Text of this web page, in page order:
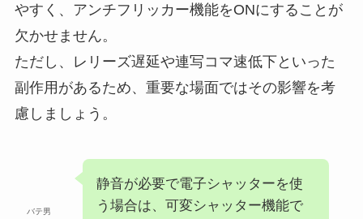
やすく、アンチフリッカー機能をONにすることが
欠かせません。
ただし、レリーズ遅延や連写コマ速低下といった
副作用があるため、重要な場面ではその影響を考
慮しましょう。
バテ男
静音が必要で電子シャッターを使
う場合は、可変シャッター機能で